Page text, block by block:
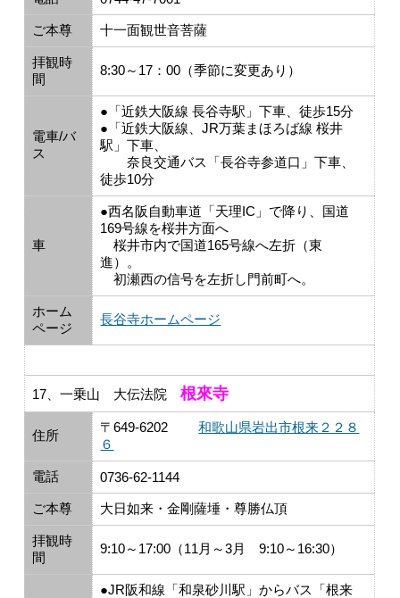
ご本尊 十一面観世音菩薩
拝観時
間
8:30～17：00（季節に変更あり）
電車/バ
ス
●「近鉄大阪線 長谷寺駅」下車、徒歩15分
●「近鉄大阪線、JR万葉まほろば線 桜井
駅」下車、
奈良交通バス「長谷寺参道口」下車、
徒歩10分
車
●西名阪自動車道「天理IC」で降り、国道
169号線を桜井方面へ
桜井市内で国道165号線へ左折（東
進）。
初瀬西の信号を左折し門前町へ。
ホーム
ページ
長谷寺ホームページ
17、一乗山 大伝法院根來寺
住所
〒649-6202和歌山県岩出市根来２２８
６
電話 0736-62-1144
ご本尊 大日如来・金剛薩埵・尊勝仏頂
拝観時
間
9:10～17:00（11月～3月 9:10～16:30）
●JR阪和線「和泉砂川駅」からバス「根来